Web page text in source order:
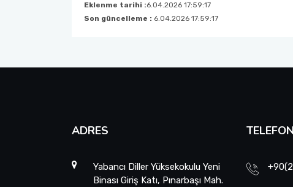
Eklenme tarihi :6.04.2026 17:59:17
Son güncelleme : 6.04.2026 17:59:17
ADRES
Yabancı Diller Yüksekokulu Yeni
Binası Giriş Katı, Pınarbaşı Mah.
TELEFON